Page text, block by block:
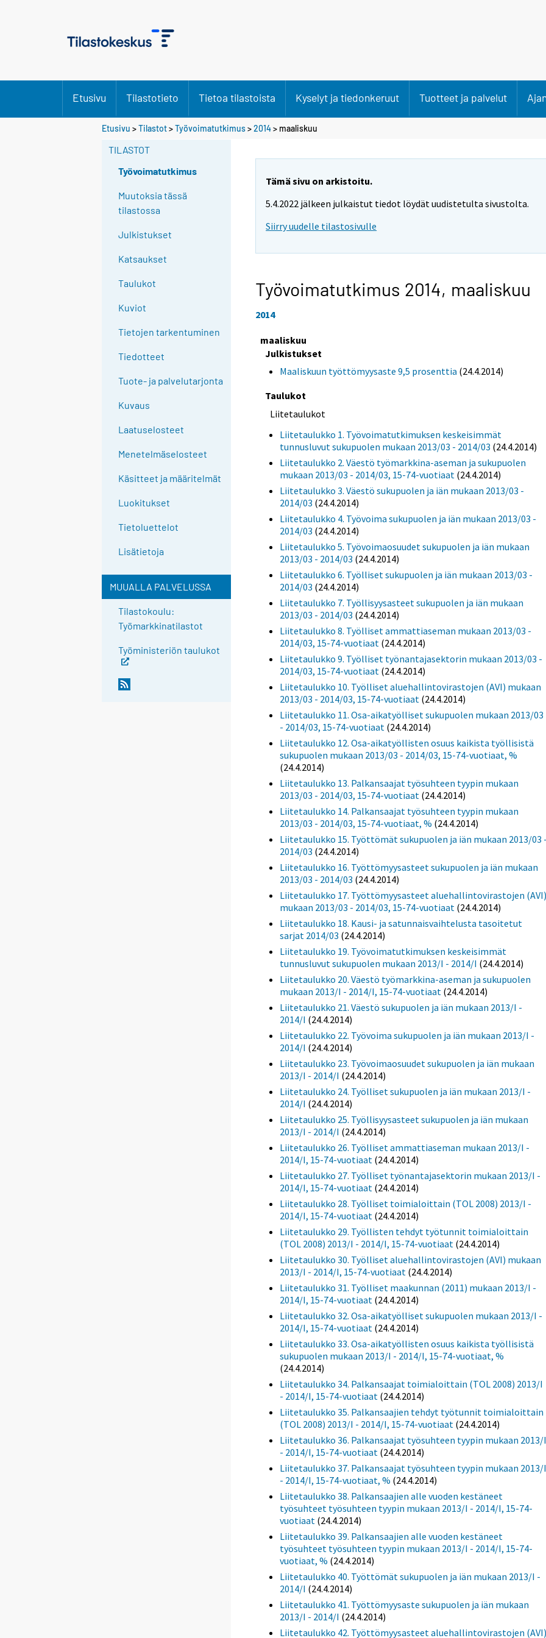
Etusivu Tilastotieto Tietoa tilastoista Kyselyt ja tiedonkeruut Tuotteet ja palvelut
Etusivu >Tilastot>Työvoimatutkimus>2014> maaliskuu
TILASTOT
Työvoimatutkimus
Muutoksia tässä
tilastossa
Julkistukset
Katsaukset
Taulukot
Kuviot
Tietojen tarkentuminen
Tiedotteet
Tuote- ja palvelutarjonta
Kuvaus
Laatuselosteet
Menetelmäselosteet
Käsitteet ja määritelmät
Luokitukset
Tietoluettelot
Lisätietoja
MUUALLA PALVELUSSA
Tilastokoulu:
Työmarkkinatilastot
Työministeriön taulukot
Tämä sivu on arkistoitu.
5.4.2022 jälkeen julkaistut tiedot löydät uudistetulta sivustolta.
Siirry uudelle tilastosivulle
Työvoimatutkimus 2014, maaliskuu
2014
maaliskuu
Julkistukset
Maaliskuun työttömyysaste 9,5 prosenttia (24.4.2014)
Taulukot
Liitetaulukot
Liitetaulukko 1. Työvoimatutkimuksen keskeisimmät
tunnusluvut sukupuolen mukaan 2013/03 - 2014/03 (24.4.2014)
Liitetaulukko 2. Väestö työmarkkina-aseman ja sukupuolen
mukaan 2013/03 - 2014/03, 15-74-vuotiaat (24.4.2014)
Liitetaulukko 3. Väestö sukupuolen ja iän mukaan 2013/03 -
2014/03 (24.4.2014)
Liitetaulukko 4. Työvoima sukupuolen ja iän mukaan 2013/03 -
2014/03 (24.4.2014)
Liitetaulukko 5. Työvoimaosuudet sukupuolen ja iän mukaan
2013/03 - 2014/03 (24.4.2014)
Liitetaulukko 6. Työlliset sukupuolen ja iän mukaan 2013/03 -
2014/03 (24.4.2014)
Liitetaulukko 7. Työllisyysasteet sukupuolen ja iän mukaan
2013/03 - 2014/03 (24.4.2014)
Liitetaulukko 8. Työlliset ammattiaseman mukaan 2013/03 -
2014/03, 15-74-vuotiaat (24.4.2014)
Liitetaulukko 9. Työlliset työnantajasektorin mukaan 2013/03 -
2014/03, 15-74-vuotiaat (24.4.2014)
Liitetaulukko 10. Työlliset aluehallintovirastojen (AVI) mukaan
2013/03 - 2014/03, 15-74-vuotiaat (24.4.2014)
Liitetaulukko 11. Osa-aikatyölliset sukupuolen mukaan 2013/03
- 2014/03, 15-74-vuotiaat (24.4.2014)
Liitetaulukko 12. Osa-aikatyöllisten osuus kaikista työllisistä
sukupuolen mukaan 2013/03 - 2014/03, 15-74-vuotiaat, %
(24.4.2014)
Liitetaulukko 13. Palkansaajat työsuhteen tyypin mukaan
2013/03 - 2014/03, 15-74-vuotiaat (24.4.2014)
Liitetaulukko 14. Palkansaajat työsuhteen tyypin mukaan
2013/03 - 2014/03, 15-74-vuotiaat, % (24.4.2014)
Liitetaulukko 15. Työttömät sukupuolen ja iän mukaan 2013/03
2014/03 (24.4.2014)
Liitetaulukko 16. Työttömyysasteet sukupuolen ja iän mukaan
2013/03 - 2014/03 (24.4.2014)
Liitetaulukko 17. Työttömyysasteet aluehallintovirastojen
mukaan 2013/03 - 2014/03, 15-74-vuotiaat (24.4.2014)
Liitetaulukko 18. Kausi- ja satunnaisvaihtelusta tasoitetut
sarjat 2014/03 (24.4.2014)
Liitetaulukko 19. Työvoimatutkimuksen keskeisimmät
tunnusluvut sukupuolen mukaan 2013/I - 2014/I (24.4.2014)
Liitetaulukko 20. Väestö työmarkkina-aseman ja sukupuolen
mukaan 2013/I - 2014/I, 15-74-vuotiaat (24.4.2014)
Liitetaulukko 21. Väestö sukupuolen ja iän mukaan 2013/I -
2014/I (24.4.2014)
Liitetaulukko 22. Työvoima sukupuolen ja iän mukaan 2013/I -
2014/I (24.4.2014)
Liitetaulukko 23. Työvoimaosuudet sukupuolen ja iän mukaan
2013/I - 2014/I (24.4.2014)
Liitetaulukko 24. Työlliset sukupuolen ja iän mukaan 2013/I -
2014/I (24.4.2014)
Liitetaulukko 25. Työllisyysasteet sukupuolen ja iän mukaan
2013/I - 2014/I (24.4.2014)
Liitetaulukko 26. Työlliset ammattiaseman mukaan 2013/I -
2014/I, 15-74-vuotiaat (24.4.2014)
Liitetaulukko 27. Työlliset työnantajasektorin mukaan 2013/I -
2014/I, 15-74-vuotiaat (24.4.2014)
Liitetaulukko 28. Työlliset toimialoittain (TOL 2008) 2013/I -
2014/I, 15-74-vuotiaat (24.4.2014)
Liitetaulukko 29. Työllisten tehdyt työtunnit toimialoittain
(TOL 2008) 2013/I - 2014/I, 15-74-vuotiaat (24.4.2014)
Liitetaulukko 30. Työlliset aluehallintovirastojen (AVI) mukaan
2013/I - 2014/I, 15-74-vuotiaat (24.4.2014)
Liitetaulukko 31. Työlliset maakunnan (2011) mukaan 2013/I -
2014/I, 15-74-vuotiaat (24.4.2014)
Liitetaulukko 32. Osa-aikatyölliset sukupuolen mukaan 2013/I -
2014/I, 15-74-vuotiaat (24.4.2014)
Liitetaulukko 33. Osa-aikatyöllisten osuus kaikista työllisistä
sukupuolen mukaan 2013/I - 2014/I, 15-74-vuotiaat, %
(24.4.2014)
Liitetaulukko 34. Palkansaajat toimialoittain (TOL 2008) 2013/I
- 2014/I, 15-74-vuotiaat (24.4.2014)
Liitetaulukko 35. Palkansaajien tehdyt työtunnit toimialoittain
(TOL 2008) 2013/I - 2014/I, 15-74-vuotiaat (24.4.2014)
Liitetaulukko 36. Palkansaajat työsuhteen tyypin mukaan 2013/
- 2014/I, 15-74-vuotiaat (24.4.2014)
Liitetaulukko 37. Palkansaajat työsuhteen tyypin mukaan 2013/
- 2014/I, 15-74-vuotiaat, % (24.4.2014)
Liitetaulukko 38. Palkansaajien alle vuoden kestäneet
työsuhteet työsuhteen tyypin mukaan 2013/I - 2014/I, 15-74-
vuotiaat (24.4.2014)
Liitetaulukko 39. Palkansaajien alle vuoden kestäneet
työsuhteet työsuhteen tyypin mukaan 2013/I - 2014/I, 15-74-
vuotiaat, % (24.4.2014)
Liitetaulukko 40. Työttömät sukupuolen ja iän mukaan 2013/I -
2014/I (24.4.2014)
Liitetaulukko 41. Työttömyysaste sukupuolen ja iän mukaan
2013/I - 2014/I (24.4.2014)
Liitetaulukko 42. Työttömyysasteet aluehallintovirastojen